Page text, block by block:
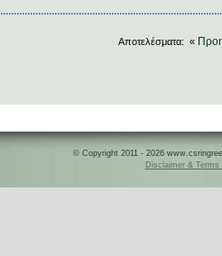
Αποτελέσματα: «
© Copyright 2011 - 2026
Disclaimer & Terms